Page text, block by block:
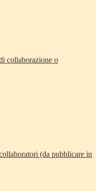
collaborazione o
(da pubblicare in